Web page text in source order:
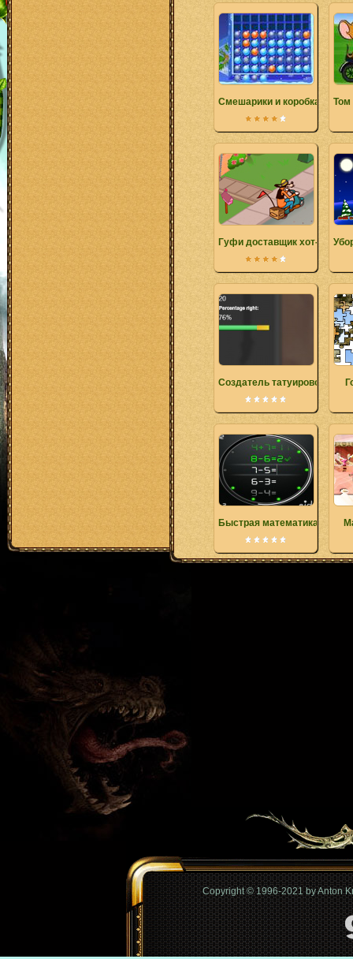
Смешарики и коробка с Том
Гуфи доставщик хот-догов
Создатель татуировок
Быстрая математика
Copyright © 1996-2021 by Anton